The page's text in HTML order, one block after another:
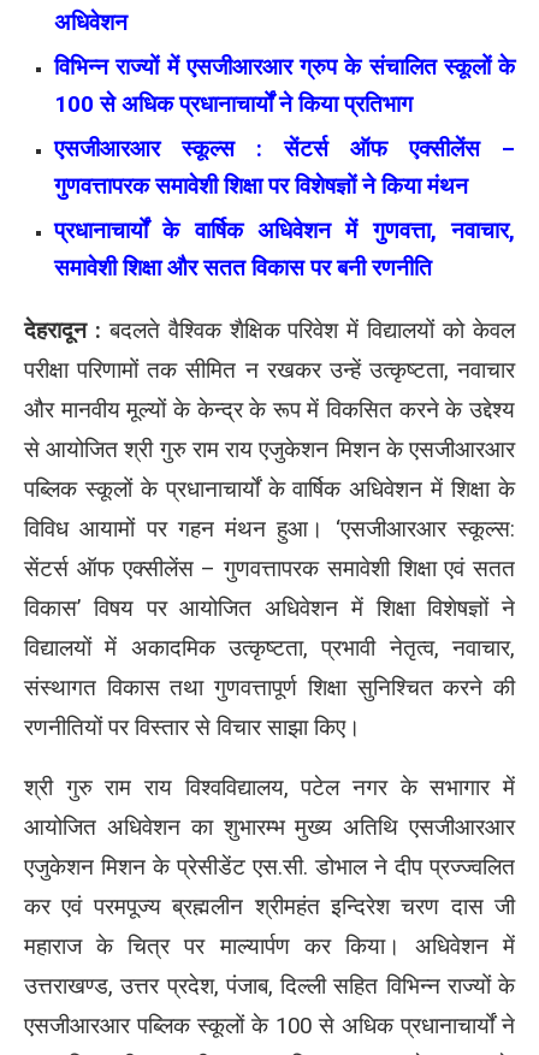
अधिवेशन
विभिन्न राज्यों में एसजीआरआर ग्रुप के संचालित स्कूलों के
100 से अधिक प्रधानाचार्यों ने किया प्रतिभाग
एसजीआरआर स्कूल्स : सेंटर्स ऑफ एक्सीलेंस –
गुणवत्तापरक समावेशी शिक्षा पर विशेषज्ञों ने किया मंथन
प्रधानाचार्यों के वार्षिक अधिवेशन में गुणवत्ता, नवाचार,
समावेशी शिक्षा और सतत विकास पर बनी रणनीति
देहरादून : बदलते वैश्विक शैक्षिक परिवेश में विद्यालयों को केवल
परीक्षा परिणामों तक सीमित न रखकर उन्हें उत्कृष्टता, नवाचार
और मानवीय मूल्यों के केन्द्र के रूप में विकसित करने के उद्देश्य
से आयोजित श्री गुरु राम राय एजुकेशन मिशन के एसजीआरआर
पब्लिक स्कूलों के प्रधानाचार्यों के वार्षिक अधिवेशन में शिक्षा के
विविध आयामों पर गहन मंथन हुआ। ‘एसजीआरआर स्कूल्स:
सेंटर्स ऑफ एक्सीलेंस – गुणवत्तापरक समावेशी शिक्षा एवं सतत
विकास’ विषय पर आयोजित अधिवेशन में शिक्षा विशेषज्ञों ने
विद्यालयों में अकादमिक उत्कृष्टता, प्रभावी नेतृत्व, नवाचार,
संस्थागत विकास तथा गुणवत्तापूर्ण शिक्षा सुनिश्चित करने की
रणनीतियों पर विस्तार से विचार साझा किए।
श्री गुरु राम राय विश्वविद्यालय, पटेल नगर के सभागार में
आयोजित अधिवेशन का शुभारम्भ मुख्य अतिथि एसजीआरआर
एजुकेशन मिशन के प्रेसीडेंट एस.सी. डोभाल ने दीप प्रज्ज्वलित
कर एवं परमपूज्य ब्रह्मलीन श्रीमहंत इन्दिरेश चरण दास जी
महाराज के चित्र पर माल्यार्पण कर किया। अधिवेशन में
उत्तराखण्ड, उत्तर प्रदेश, पंजाब, दिल्ली सहित विभिन्न राज्यों के
एसजीआरआर पब्लिक स्कूलों के 100 से अधिक प्रधानाचार्यों ने